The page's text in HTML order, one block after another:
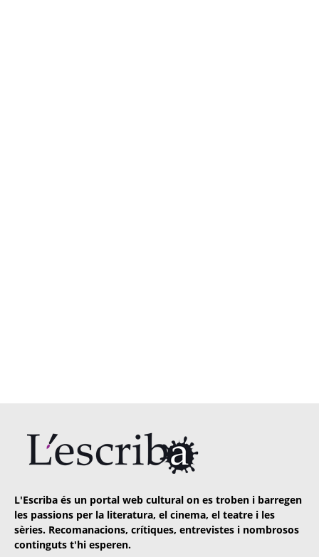
L'Escriba és un portal web cultural on es troben i barregen
les passions per la literatura, el cinema, el teatre i les
sèries. Recomanacions, crítiques, entrevistes i nombrosos
continguts t'hi esperen.